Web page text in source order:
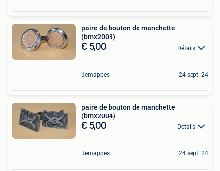
paire de bouton de manchette
(bmx2008)
€ 5,00 Détails
Jemappes 24 sept. 24
paire de bouton de manchette
(bmx2004)
€ 5,00 Détails
Jemappes 24 sept. 24